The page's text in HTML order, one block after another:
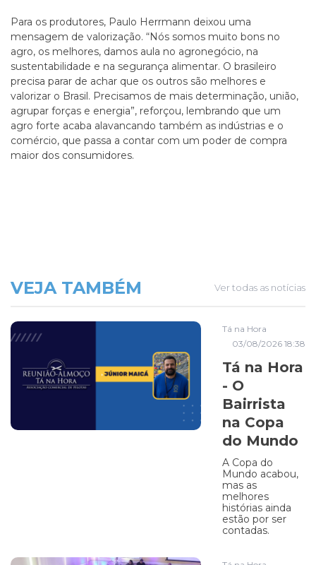
Para os produtores, Paulo Herrmann deixou uma
mensagem de valorização. “Nós somos muito bons no
agro, os melhores, damos aula no agronegócio, na
sustentabilidade e na segurança alimentar. O brasileiro
precisa parar de achar que os outros são melhores e
valorizar o Brasil. Precisamos de mais determinação, união,
agrupar forças e energia”, reforçou, lembrando que um
agro forte acaba alavancando também as indústrias e o
comércio, que passa a contar com um poder de compra
maior dos consumidores.
VEJA TAMBÉM Ver todas as notícias
Tá na Hora
03/08/2026 18:38
Tá na Hora
- O
Bairrista
na Copa
do Mundo
A Copa do
Mundo acabou,
mas as
melhores
histórias ainda
estão por ser
contadas.